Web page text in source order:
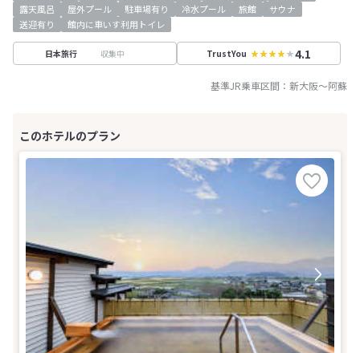
露天風呂
屋外プール 駐車場有り 冷水プール 旅館
サウナ
送迎有り
館内に車いす利用トイレ
日本旅行 収集中 TrustYou 4.1
基準JR乗車区間： 新大阪～阿蘇